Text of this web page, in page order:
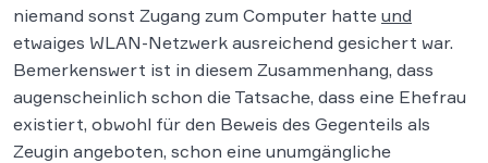
niemand sonst Zugang zum Computer hatte und
etwaiges WLAN-Netzwerk ausreichend gesichert war.
Bemerkenswert ist in diesem Zusammenhang, dass
augenscheinlich schon die Tatsache, dass eine Ehefrau
existiert, obwohl für den Beweis des Gegenteils als
Zeugin angeboten, schon eine unumgängliche